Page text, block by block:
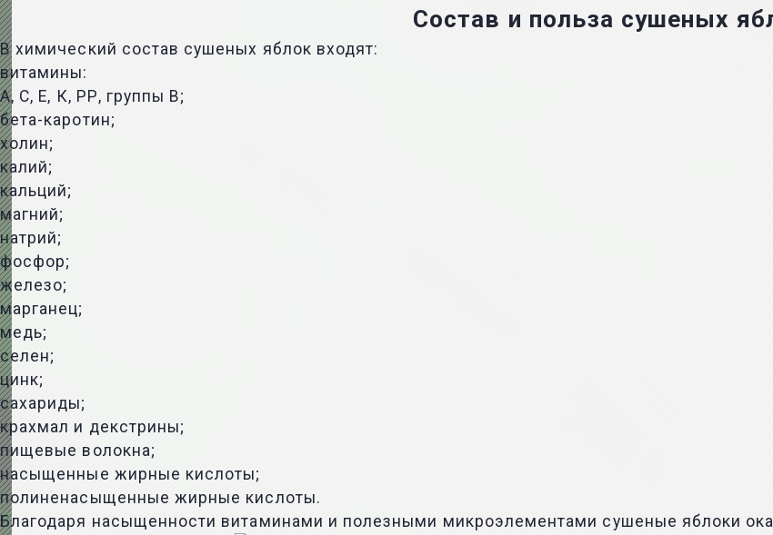
Состав и польза сушеных
В химический состав сушеных яблок входят:
витамины:
А, С, Е, К, РР, группы В;
бета-каротин;
холин;
калий;
кальций;
магний;
натрий;
фосфор;
железо;
марганец;
медь;
селен;
цинк;
сахариды;
крахмал и декстрины;
пищевые волокна;
насыщенные жирные кислоты;
полиненасыщенные жирные кислоты.
Благодаря насыщенности витаминами и полезными микроэлементами сушеные яблоки